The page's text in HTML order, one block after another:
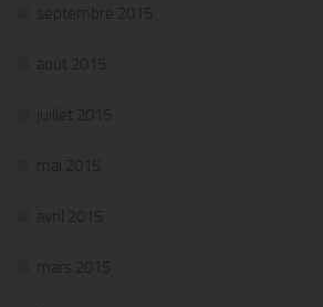
septembre 2015
août 2015
juillet 2015
mai 2015
avril 2015
mars 2015